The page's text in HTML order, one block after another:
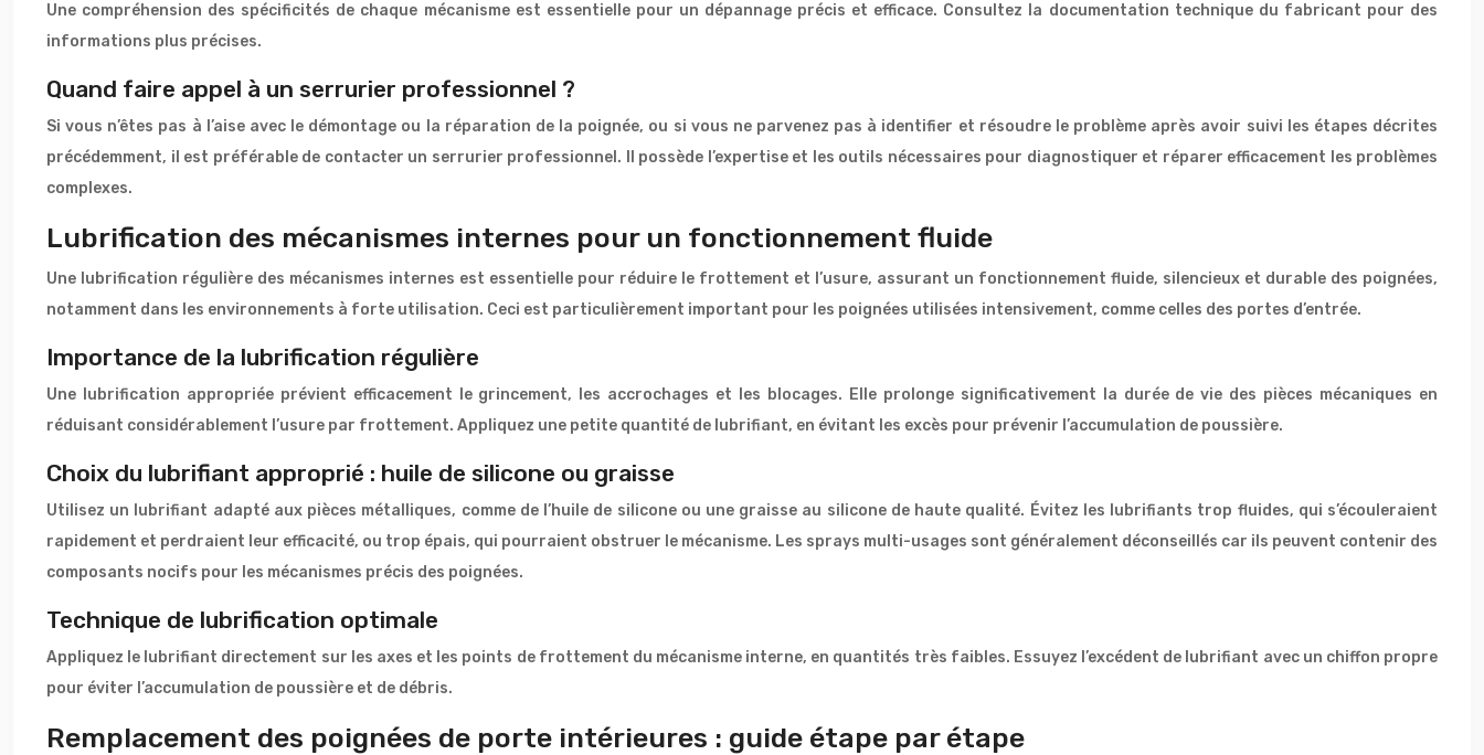
Une compréhension des spécificités de chaque mécanisme est essentielle pour un dépannage précis et efficace. Consultez la documentation technique du fabricant pour des
informations plus précises.
Quand faire appel à un serrurier professionnel ?
Si vous n’êtes pas à l’aise avec le démontage ou la réparation de la poignée, ou si vous ne parvenez pas à identifier et résoudre le problème après avoir suivi les étapes décrites
précédemment, il est préférable de contacter un serrurier professionnel. Il possède l’expertise et les outils nécessaires pour diagnostiquer et réparer efficacement les problèmes
complexes.
Lubrification des mécanismes internes pour un fonctionnement fluide
Une lubrification régulière des mécanismes internes est essentielle pour réduire le frottement et l’usure, assurant un fonctionnement fluide, silencieux et durable des poignées,
notamment dans les environnements à forte utilisation. Ceci est particulièrement important pour les poignées utilisées intensivement, comme celles des portes d’entrée.
Importance de la lubrification régulière
Une lubrification appropriée prévient efficacement le grincement, les accrochages et les blocages. Elle prolonge significativement la durée de vie des pièces mécaniques en
réduisant considérablement l’usure par frottement. Appliquez une petite quantité de lubrifiant, en évitant les excès pour prévenir l’accumulation de poussière.
Choix du lubrifiant approprié : huile de silicone ou graisse
Utilisez un lubrifiant adapté aux pièces métalliques, comme de l’huile de silicone ou une graisse au silicone de haute qualité. Évitez les lubrifiants trop fluides, qui s’écouleraient
rapidement et perdraient leur efficacité, ou trop épais, qui pourraient obstruer le mécanisme. Les sprays multi-usages sont généralement déconseillés car ils peuvent contenir des
composants nocifs pour les mécanismes précis des poignées.
Technique de lubrification optimale
Appliquez le lubrifiant directement sur les axes et les points de frottement du mécanisme interne, en quantités très faibles. Essuyez l’excédent de lubrifiant avec un chiffon propre
pour éviter l’accumulation de poussière et de débris.
Remplacement des poignées de porte intérieures : guide étape par étape